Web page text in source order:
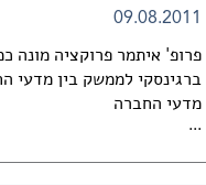
09.08.2011
פרופ' איתמר פרוקציה מונה
ברגינסקי לממשק בין מדעי
מדעי החברה
...